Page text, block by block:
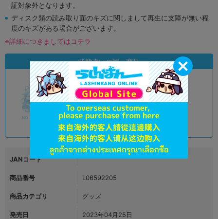
証対象外となります。
ディスク類の読み取り面のキズに関しまして再生に支障が無い程
度のキズがある場合がございます。
※詳細につきましてはコチラ
状態違いの同一商品
状態 :
オンライン
品切状態 52,900円 税込
JANコード
商品番号 L06592205
商品カテゴリ グッズ
発売日 2023年04月25日